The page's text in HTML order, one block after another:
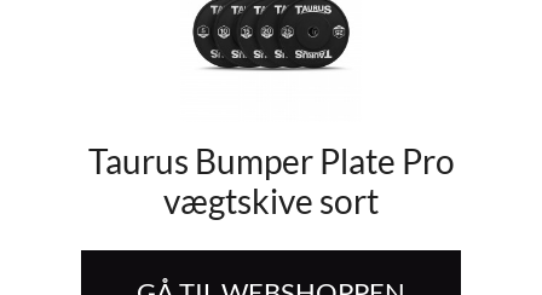
Taurus Bumper Plate Pro
vægtskive sort